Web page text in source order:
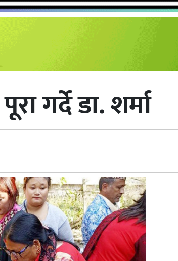
गर्दे डा. शर्मा